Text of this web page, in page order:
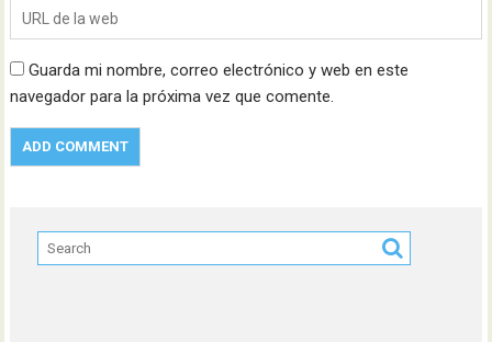
Guarda mi nombre, correo electrónico y web en este
navegador para la próxima vez que comente.